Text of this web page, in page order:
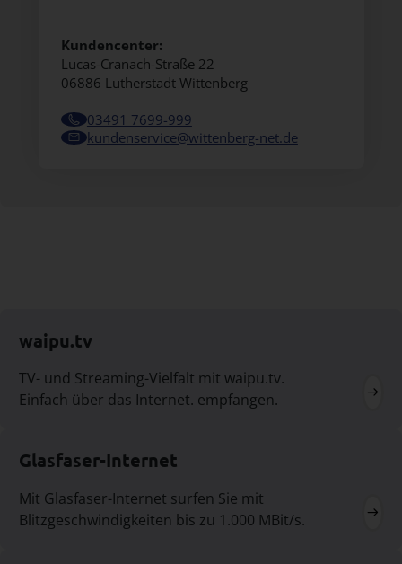
Kundencenter:
Lucas-Cranach-Straße 22
06886 Lutherstadt Wittenberg
03491 7699-999
kundenservice@wittenberg-net.de
waipu.tv
TV- und Streaming-Vielfalt mit waipu.tv.
Einfach über das Internet. empfangen.
Glasfaser-Internet
Mit Glasfaser-Internet surfen Sie mit
Blitzgeschwindigkeiten bis zu 1.000 MBit/s.